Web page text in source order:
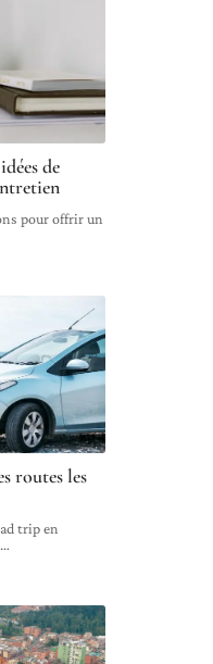
de
pour offrir un
routes les
trip en
…